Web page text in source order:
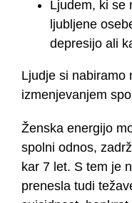
Ljudem, ki se
ljubljene
depresijo ali
Ljudje si nabiramo
izmenjevanjem
Ženska energijo
spolni odnos,
kar 7 let. S tem je
prenesla tudi